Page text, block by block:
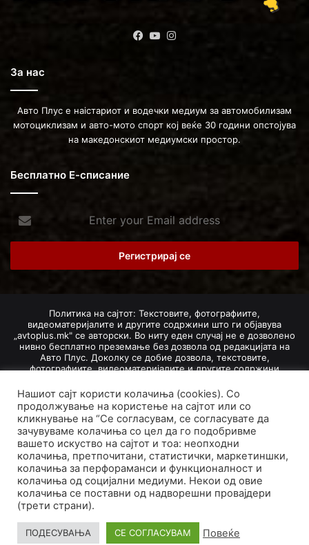
Facebook
YouTube
За нас
Авто Плус е наістариот и водечки медиум за автомобилизам
мотоциклизам и авто-мото спорт кој веќе 30 години опстојува
на македонскиот медиумски простор.
Бесплатно Е-списание
Enter
your
Email
Политика на сајтот: Текстовите, фотографиите,
видеоматеријалите и другите содржини што ги објавува
„avtoplus.mk" се авторски. Во ниту еден случај не е дозволено
нивно бесплатно преземање без дозвола од редакцијата на
Авто Плус. Доколку се добие дозвола, текстовите,
фотографиите, видеоматеријалите и другите содржини
изворот и авторот со вметнување на директна интернет-врска
(линк) до оригиналната содржина на „avtoplus.mk". При
добивање на одобрување од редакцијата за превземање на
текст, може да се превземе само дел од новинарско дело
насловот, придружната фотографија (односно насловната
фотографија) и воведниот дел на текстот, познат како „лид".
Преземање содржини од „avtoplus.mk" надвор од овие услови
не е дозволено и подложи на санкционирање согласно
Законот за авторски и сродни права.
Developed by PROCESS IN. Hosted byGoHost.
Политика за приватност
Политика на колачиња
Нашиот сајт користи колачиња (cookies). Со
продолжување на користење на сајтот или со
кликнување на “Се согласувам, се согласувате да
зачувуваме колачиња со цел да го подобривме
вашето искуство на сајтот и тоа: неопходни
колачиња, претпочитани, статистички, маркетиншки,
колачиња за перфораманси и функционалност и
колачиња од социјални медиуми. Некои од овие
колачиња се поставни од надворешни провајдери
(трети страни).
ПОДЕСУВАЊА СЕ СОГЛАСУВАМ Повеќе